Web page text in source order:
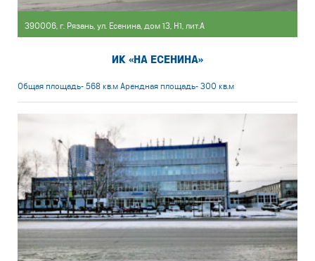
390006, г. Рязань, ул. Есенина, дом 13, Н1, лит.А
ИК «НА ЕСЕНИНА»
Общая площадь- 568 кв.м Арендная площадь- 300 кв.м